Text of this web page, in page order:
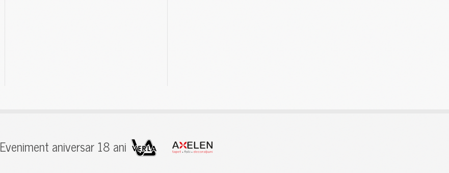
Eveniment aniversar 18 ani